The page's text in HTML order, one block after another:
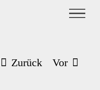
Zurück
Vor